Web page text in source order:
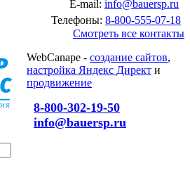
E-mail: info@bauersp.ru
Телефоны: 8-800-555-07-18
Смотреть все контакты
WebCanape - создание сайтов,
настройка Яндекс Директ и
продвижение
8-800-302-19-50
info@bauersp.ru